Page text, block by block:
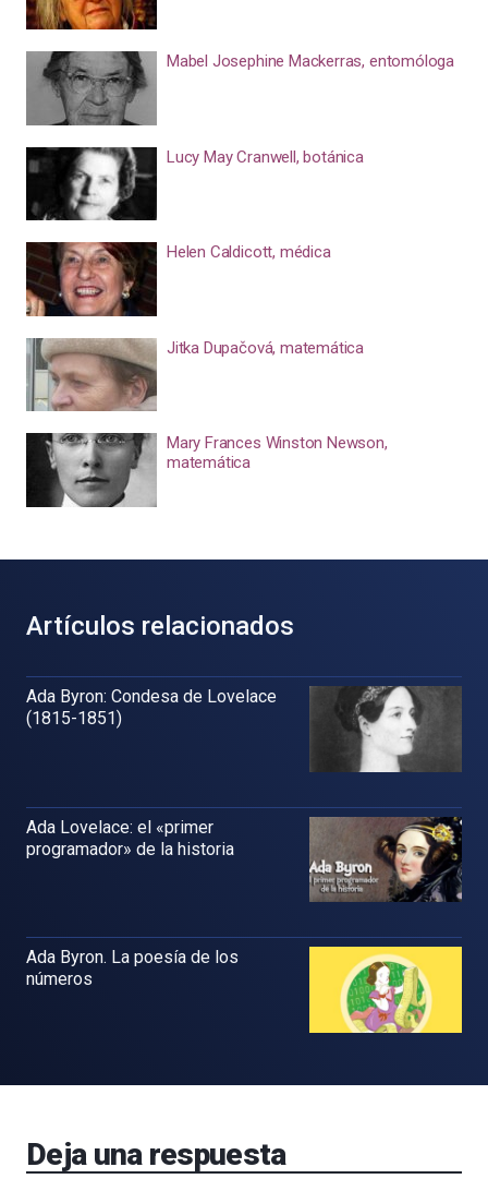
Mabel Josephine Mackerras, entomóloga
Lucy May Cranwell, botánica
Helen Caldicott, médica
Jitka Dupačová, matemática
Mary Frances Winston Newson,
matemática
Artículos relacionados
Ada Byron: Condesa de Lovelace
(1815-1851)
Ada Lovelace: el «primer
programador» de la historia
Ada Byron. La poesía de los
números
Deja una respuesta